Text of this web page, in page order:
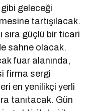
gibi geleceği
tartışılacak.
sıra güçlü bir ticari
sahne olacak.
fuar alanında,
firma sergi
en yenilikçi yerli
tanıtacak. Gün